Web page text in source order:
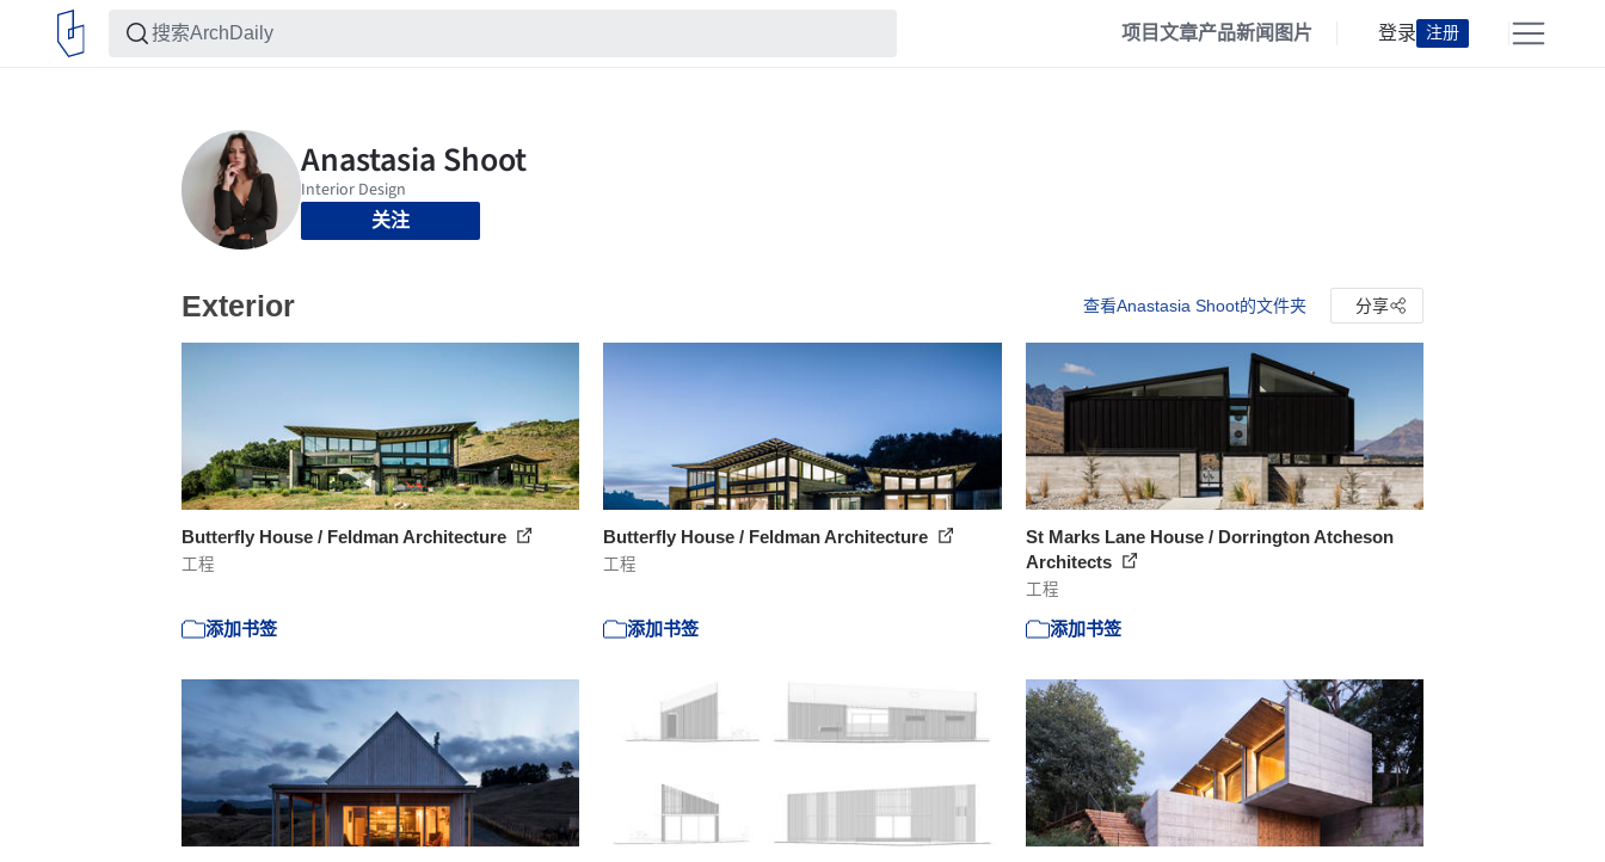
项目文章产品新闻 图片 登录 注册
关注
Exterior 查看Anastasia Shoot的文件夹 分享
Butterfly House / Feldman Architecture
工程
添加书签
Butterfly House / Feldman Architecture
工程
添加书签
St Marks Lane House / Dorrington Atcheson
Architects
工程
添加书签